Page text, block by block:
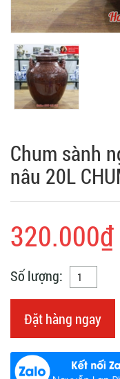
Chum sành
nâu 20L
320.000₫
Số lượng:
Đặt hàng ngay